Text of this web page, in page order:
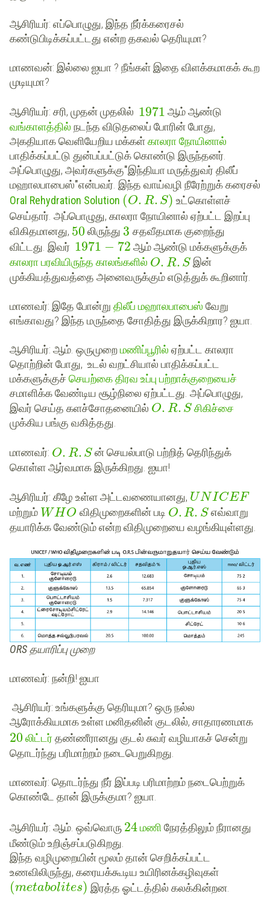
ஆசிரியர்: எப்பொழுது, இந்த நீர்க்கரைசல்
கண்டுபிடிக்கப்பட்டது என்ற தகவல் தெரியுமா?
மாணவன்: இல்லை ஐயா ? நீங்கள் இதை விளக்கமாகக் கூற
முடியுமா?
ஆசிரியர்: சரி, முதன் முதலில் 1971 ஆம் ஆண்டு
வங்காளத்தில் நடந்த விடுதலைப் போரின் போது,
அகதியாக வெளியேறிய மக்கள்காலரா நோயினால்
பாதிக்கப்பட்டு துன்பப்பட்டுக் கொண்டு இருந்தனர்.
அப்பொழுது, அவர்களுக்கு"இந்தியா மருத்துவர் திலீப்
மஹாலபாபைஸ்"என்பவர். இந்த வாய்வழி நீரேற்றுக் கரைசல்
Oral Rehydration Solution (O. R. S) உட்கொள்ளச்
செய்தார். அப்பொழுது, காலரா நோயினால் ஏற்பட்ட இறப்பு
விகிதமானது, 50 லிருந்து 3 சதவீதமாக குறைந்து
விட்டது. இவர் 1971 − 72 ஆம் ஆண்டு மக்களுக்குக்
காலரா பரவியிருந்த காலங்களில் O. R. S இன்
முக்கியத்துவத்தை அனைவருக்கும் எடுத்துக் கூறினார்.
மாணவர்: இதே போன்று திலீப் மஹாலபாபைஸ் வேறு
எங்காவது? இந்த மருந்தை சோதித்து இருக்கிறார? ஐயா.
ஆசிரியர்: ஆம். ஒருமுறைமணிப்பூரில் ஏற்பட்ட காலரா
தொற்றின் போது, உடல் வறட்சியால் பாதிக்கப்பட்ட
மக்களுக்குச் செயற்கை திரவ உப்பு பற்றாக்குறையைச்
சமாளிக்க வேண்டிய சூழ்நிலை ஏற்பட்டது. அப்பொழுது,
இவர் செய்த களச்சோதனையில் O. R. S சிகிச்சை
முக்கிய பங்கு வகித்தது.
மாணவர்: O. R. S ன் செயல்பாடு பற்றித் தெரிந்துக்
கொள்ள ஆர்வமாக இருக்கிறது. ஐயா!
ஆசிரியர்: கீழே உள்ள அட்டவணையானது, UNICEF
மற்றும் WHO விதிமுறைகளின் படி O. R. Sஎவ்வாறு
தயாரிக்க வேண்டும் என்ற விதிமுறையை வழங்கியுள்ளது.
ORS தயாரிப்பு முறை
மாணவர்: நன்றி! ஐயா
ஆசிரியர்: உங்களுக்கு தெரியுமா? ஒரு நல்ல
ஆரோக்கியமாக உள்ள மனிதனின் குடலில், சாதாரணமாக
20 லிட்டர்தண்ணீரானது குடல் சுவர் வழியாகச் சென்று
தொடர்ந்து பரிமாற்றம் நடைபெறுகிறது.
மாணவர்: தொடர்ந்து நீர் இப்படி பரிமாற்றம் நடைபெற்றுக்
கொண்டே தான் இருக்குமா? ஐயா.
ஆசிரியர்: ஆம். ஒவ்வொரு 24மணி நேரத்திலும் நீரானது
மீண்டும் உறிஞ்சப்படுகிறது.
இந்த வழிமுறையின் மூலம் தான் செறிக்கப்பட்ட
உணவிலிருந்து, கரையக்கூடிய உயிரினக்கழிவுகள்
(metabolites) இரத்த ஓட்டத்தில் கலக்கின்றன.